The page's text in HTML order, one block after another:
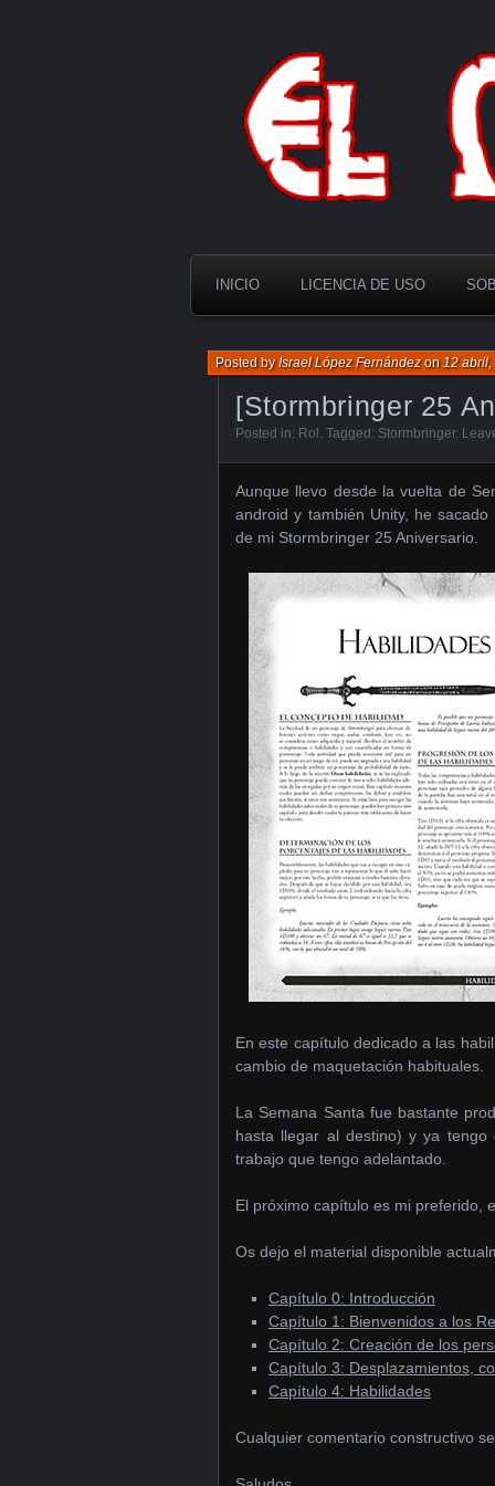
El Multiverso
INICIO LICENCIA DE USO
[Stormbringer 25
Posted byIsrael López Fernándezon12 abril,
Posted in: Rol . Tagged: Stormbringer.
Aunque llevo desde la vuelta de
android y también Unity, he
de mi Stormbringer 25 Aniversario.
En este capítulo dedicado a las
cambio de maquetación habituales.
La Semana Santa fue bastante
hasta llegar al destino) y ya
trabajo que tengo adelantado.
El próximo capítulo es mi preferido,
Os dejo el material disponible
Capítulo 0: Introducción
Capítulo 1: Bienvenidos a los
Capítulo 2: Creación de los
Capítulo 3: Desplazamientos,
Capítulo 4: Habilidades
Cualquier comentario constructivo